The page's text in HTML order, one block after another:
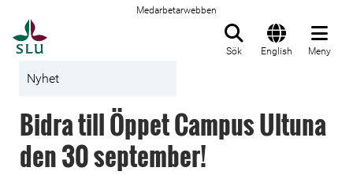
Medarbetarwebben
Sök English Meny
Nyhet
Bidra till Öppet Campus Ultuna
den 30 september!